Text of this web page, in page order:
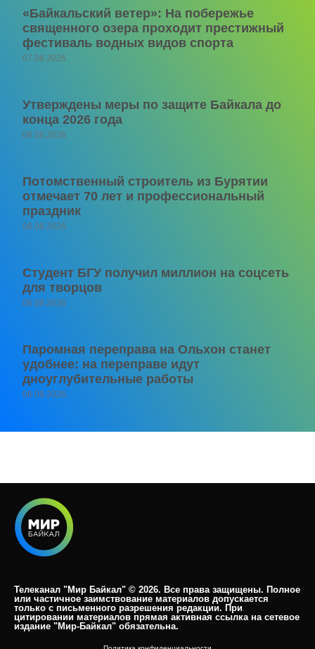
«Байкальский ветер»: На побережье
священного озера проходит престижный
фестиваль водных видов спорта
07.08.2026
Утверждены меры по защите Байкала до
конца 2026 года
06.08.2026
Потомственный строитель из Бурятии
отмечает 70 лет и профессиональный
праздник
06.08.2026
Студент БГУ получил миллион на соцсеть
для творцов
06.08.2026
Паромная переправа на Ольхон станет
удобнее: на переправе идут
дноуглубительные работы
06.08.2026
Телеканал "Мир Байкал" © 2026. Все права защищены. Полное
или частичное заимствование материалов допускается
только с письменного разрешения редакции. При
цитировании материалов прямая активная ссылка на сетевое
издание "Мир-Байкал" обязательна.​